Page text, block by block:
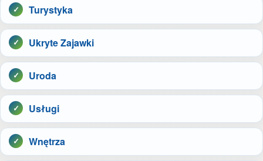
Turystyka
Ukryte Zajawki
Uroda
Usługi
Wnętrza